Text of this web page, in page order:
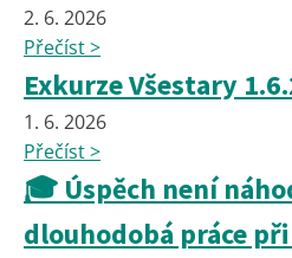
2. 6. 2026
Přečíst >
Exkurze Všestary
1. 6. 2026
Přečíst >
🎓 Úspěch není
dlouhodobá práce